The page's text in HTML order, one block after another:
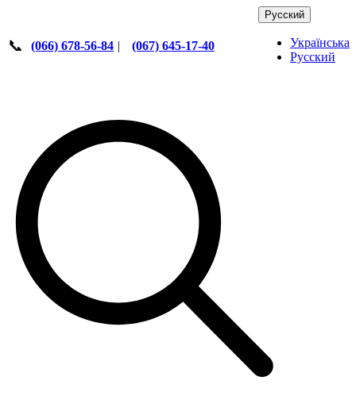
📞 (066) 678-56-84 | (067) 645-17-40
Русский
Українська
Русский